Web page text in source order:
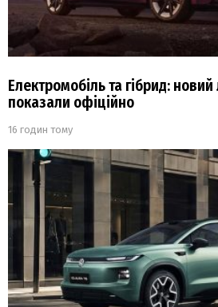
Електромобіль та гібрид:
показали офіційно
16 годин тому